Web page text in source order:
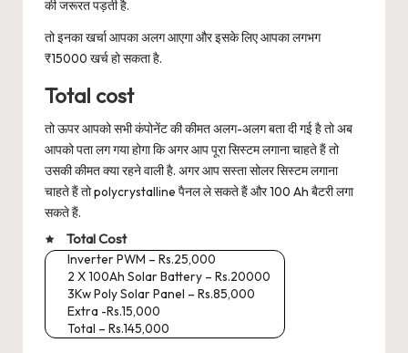
की जरूरत पड़ती है.
तो इनका खर्चा आपका अलग आएगा और इसके लिए आपका लगभग
₹15000 खर्च हो सकता है.
Total cost
तो ऊपर आपको सभी कंपोनेंट की कीमत अलग-अलग बता दी गई है तो अब
आपको पता लग गया होगा कि अगर आप पूरा सिस्टम लगाना चाहते हैं तो
उसकी कीमत क्या रहने वाली है. अगर आप सस्ता सोलर सिस्टम लगाना
चाहते हैं तो polycrystalline पैनल ले सकते हैं और 100 Ah बैटरी लगा
सकते हैं.
Total Cost
Inverter PWM – Rs.25,000
2 X 100Ah Solar Battery – Rs.20000
3Kw Poly Solar Panel – Rs.85,000
Extra -Rs.15,000
Total – Rs.145,000